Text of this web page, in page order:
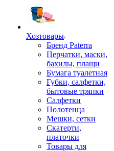
Хозтовары
Бренд Paterra
Перчатки, маски,
бахилы, плащи
Бумага туалетная
Губки, салфетки,
бытовые тряпки
Салфетки
Полотенца
Мешки, сетки
Скатерти,
платочки
Товары для